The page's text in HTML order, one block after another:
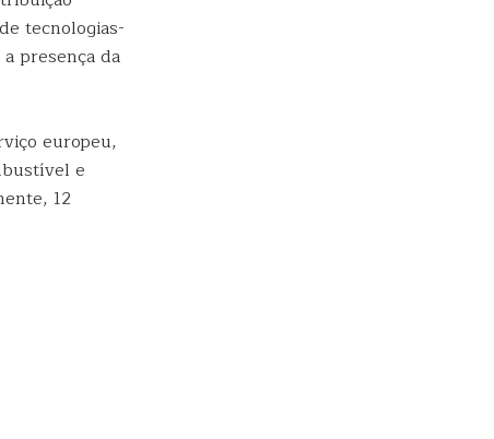
tecnologias-
presença da
europeu,
e
12